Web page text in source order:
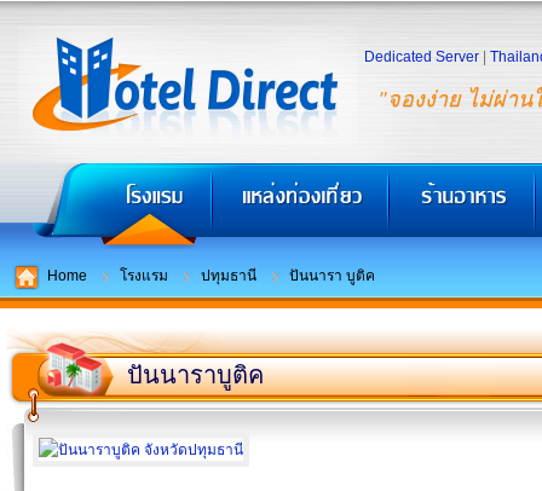
"จองง่าย ไม่ผ่าน
Dedicated Server
Home โรงแรม ปทุมธานี ปันนารา บูติค
ปันนาราบูติค